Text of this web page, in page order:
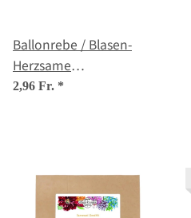
Ballonrebe / Blasen-
Herzsame
(Cardiospermum
2,96 Fr. *